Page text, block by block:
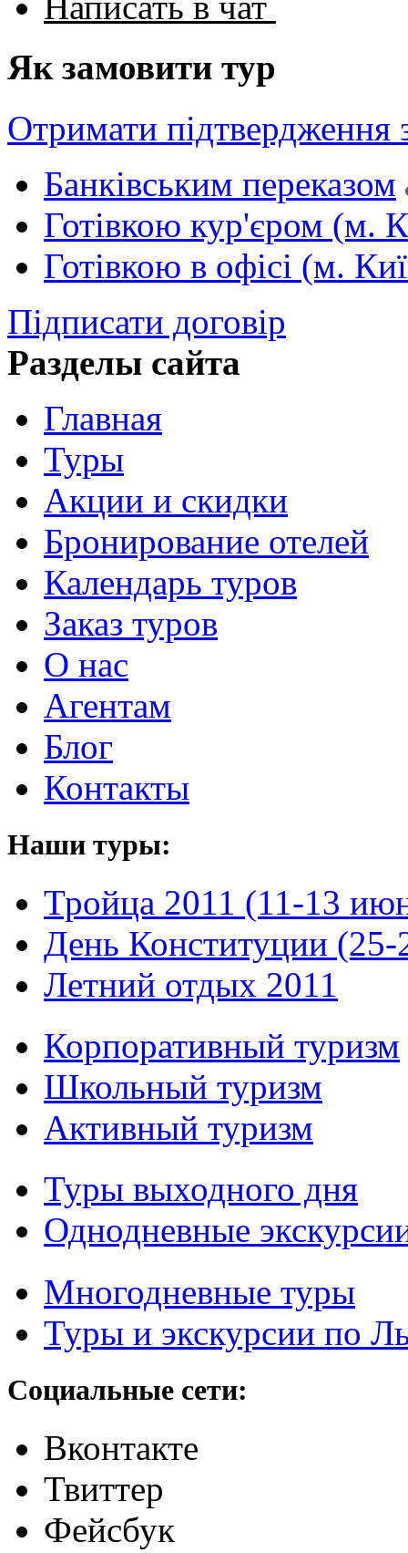
Як замовити тур
Отримати підтвердження
Банківським переказом
Готівкою кур'єром (м.
Готівкою в офісі (м.
Підписати договір
Разделы сайта
Главная
Туры
Акции и скидки
Бронирование отелей
Календарь туров
Заказ туров
О нас
Агентам
Блог
Контакты
Наши туры:
Тройца 2011 (11-13
День Конституции
Летний отдых 2011
Корпоративный туризм
Школьный туризм
Активный туризм
Туры выходного дня
Однодневные
Многодневные туры
Туры и экскурсии по
Социальные сети:
Вконтакте
Твиттер
Фейсбук